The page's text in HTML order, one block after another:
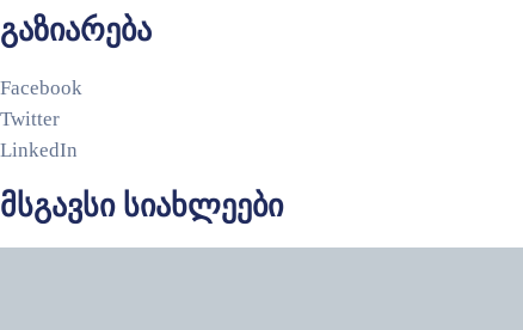
გაზიარება
Facebook
Twitter
LinkedIn
მსგავსი სიახლეები